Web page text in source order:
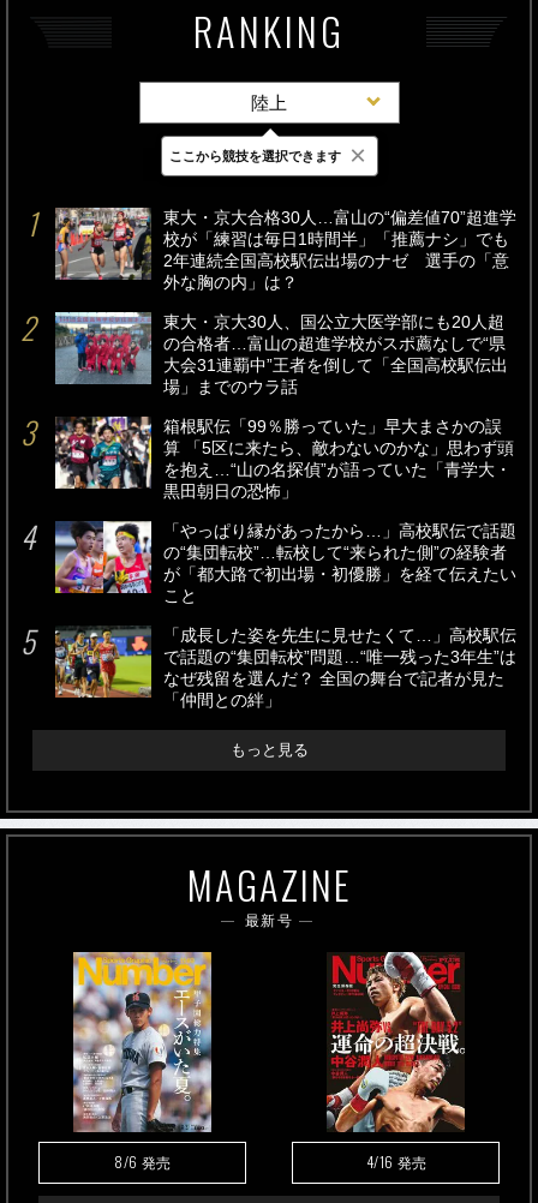
RANKING
陸上
最新 24時間 週間
東大・京大合格30人…富山の“偏差値70”超進学
校が「練習は毎日1時間半」「推薦ナシ」でも
2年連続全国高校駅伝出場のナゼ 選手の「意
外な胸の内」は？
東大・京大30人、国公立大医学部にも20人超
の合格者…富山の超進学校がスポ薦なしで“県
大会31連覇中”王者を倒して「全国高校駅伝出
場」までのウラ話
箱根駅伝「99％勝っていた」早大まさかの誤
算 「5区に来たら、敵わないのかな」思わず頭
を抱え…“山の名探偵”が語っていた「青学大・
黒田朝日の恐怖」
「やっぱり縁があったから…」高校駅伝で話題
の“集団転校”…転校して“来られた側”の経験者
が「都大路で初出場・初優勝」を経て伝えたい
こと
「成長した姿を先生に見せたくて…」高校駅伝
で話題の“集団転校”問題…“唯一残った3年生”は
なぜ残留を選んだ？ 全国の舞台で記者が見た
「仲間との絆」
もっと見る
MAGAZINE
最新号
8/6 発売 4/16 発売
ここから競技を選択できます ×